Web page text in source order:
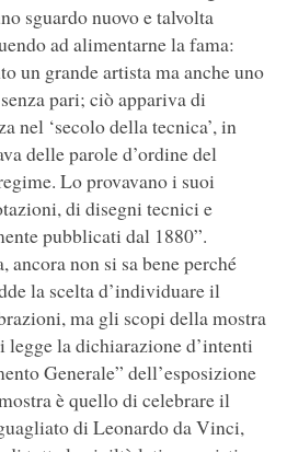
sguardo nuovo e talvolta
ad alimentarne la fama:
un grande artista ma anche uno
pari; ciò appariva di
nel ‘secolo della tecnica’, in
delle parole d’ordine del
Lo provavano i suoi
di disegni tecnici e
pubblicati dal 1880”.
ancora non si sa bene perché
la scelta d’individuare il
ma gli scopi della mostra
legge la dichiarazione d’intenti
Generale” dell’esposizione
è quello di celebrare il
di Leonardo da Vinci,